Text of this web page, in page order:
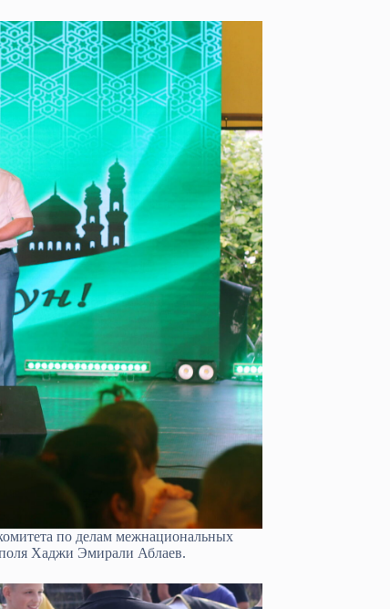
по делам межнациональных
Хаджи Эмирали Аблаев.